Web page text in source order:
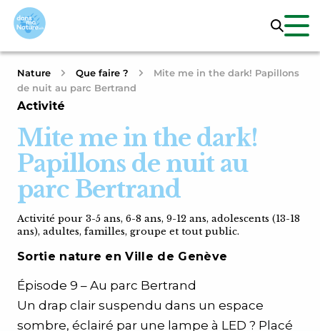
Nature Que faire ?
Mite me in the dark! Papillons
de nuit au parc Bertrand
Activité
Mite me in the dark!
Papillons de nuit au
parc Bertrand
Activité pour 3-5 ans, 6-8 ans, 9-12 ans, adolescents (13-18
ans), adultes, familles, groupe et tout public.
Sortie nature en Ville de Genève
Épisode 9 – Au parc Bertrand
Un drap clair suspendu dans un espace
sombre, éclairé par une lampe à LED ? Placé